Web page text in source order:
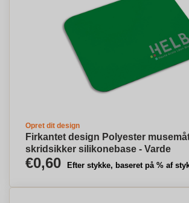
Opret dit design
Firkantet design Polyester
skridsikker silikonebase - Varde
€0,60 Efter stykke, baseret på % af